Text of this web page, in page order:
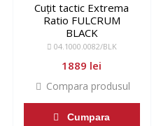
Cuțit tactic Extrema
Ratio FULCRUM
BLACK
04.1000.0082/BLK
1889 lei
Compara produsul
Cumpara